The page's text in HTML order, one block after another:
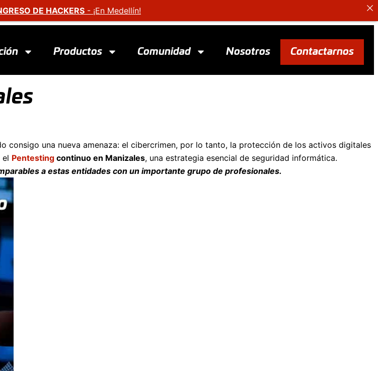
Productos Comunidad Nosotros Contactarnos
una nueva amenaza: el cibercrimen, por lo tanto, la protección de los activos digitales
el Pentesting continuo en Manizales, una estrategia esencial de seguridad informática.
a estas entidades con un importante grupo de profesionales.
DE HACKERS - ¡En Medellín!